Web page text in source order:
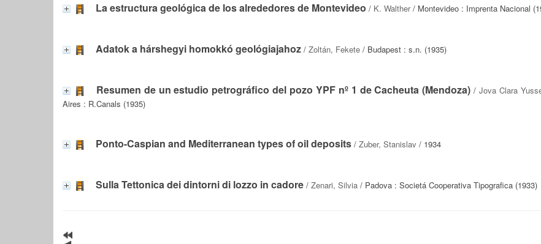
La estructura geológica de los alrededores de Montevideo / K. Walther/ Montevideo : Imprenta Nacional
Adatok a hárshegyi homokkó geológiajahoz / Zoltán, Fekete / Budapest : s.n. (1935)
Resumen de un estudio petrográfico del pozo YPF nº 1 de Cacheuta (Mendoza) /Jova Clara
Aires : R.Canals (1935)
Ponto-Caspian and Mediterranean types of oil deposits / Zuber, Stanislav / 1934
Sulla Tettonica dei dintorni di lozzo in cadore / Zenari, Silvia / Padova : Societá Cooperativa Tipografica (1933)